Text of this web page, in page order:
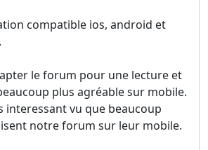
compatible ios, android et
le forum pour une lecture et
plus agréable sur mobile.
interessant vu que beaucoup
notre forum sur leur mobile.